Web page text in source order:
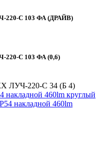
220-С 103 ФА (ДРАЙВ)
220-С 103 ФА (0,6)
ЛУЧ-220-С 34 (Б 4)
460lm круглый